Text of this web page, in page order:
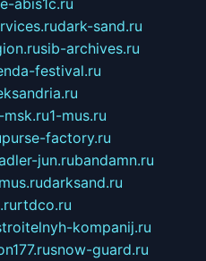
dark-sand.ru
sib-archives.ru
festival.ru
1-mus.ru
purse-factory.ru
jun.rubandamn.ru
darksand.ru
rtdco.ru
kompanij.ru
snow-guard.ru